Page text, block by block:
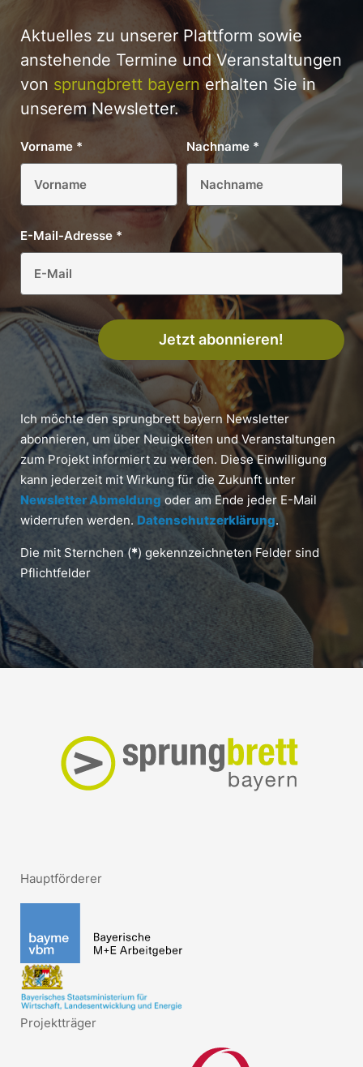
Aktuelles zu unserer Plattform sowie
anstehende Termine und Veranstaltungen
von sprungbrett bayernerhalten Sie in
unserem Newsletter.
Vorname * Nachname *
E-Mail-Adresse *
Jetzt abonnieren!
Ich möchte den sprungbrett bayern Newsletter
abonnieren, um über Neuigkeiten und Veranstaltungen
zum Projekt informiert zu werden. Diese Einwilligung
kann jederzeit mit Wirkung für die Zukunft unter
Newsletter Abmeldung oder am Ende jeder E-Mail
widerrufen werden. Datenschutzerklärung.
Die mit Sternchen (*) gekennzeichneten Felder sind
Pflichtfelder
Hauptförderer
Projektträger